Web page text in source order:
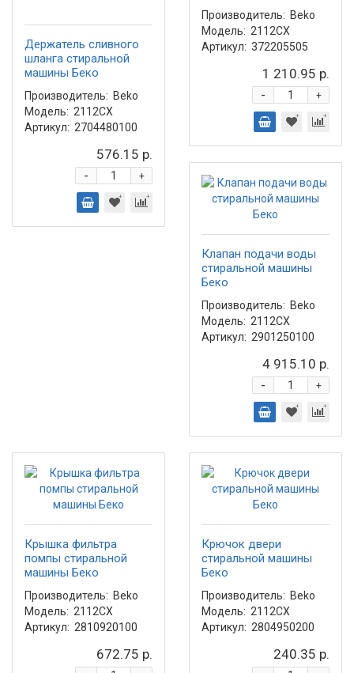
Держатель сливного
шланга стиральной
машины Беко
Производитель: Beko
Модель: 2112CX
Артикул: 2704480100
576.15 р.
+
-
Производитель: Beko
Модель: 2112CX
Артикул: 372205505
1 210.95 р.
+
-
Клапан подачи воды
стиральной машины
Беко
Производитель: Beko
Модель: 2112CX
Артикул: 2901250100
4 915.10 р.
+
-
Крышка фильтра
помпы стиральной
машины Беко
Производитель: Beko
Модель: 2112CX
Артикул: 2810920100
672.75 р.
Крючок двери
стиральной машины
Беко
Производитель: Beko
Модель: 2112CX
Артикул: 2804950200
240.35 р.